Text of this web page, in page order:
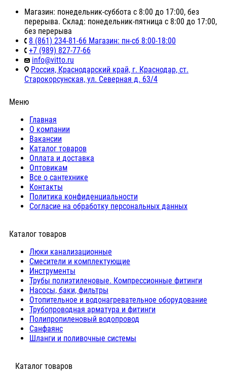
Магазин: понедельник-суббота с 8:00 до 17:00, без
перерыва. Склад: понедельник-пятница с 8:00 до 17:00,
без перерыва
8 (861) 234-81-66 Магазин: пн-сб 8:00-18:00
+7 (989) 827-77-66
info@vitto.ru
Россия, Краснодарский край, г. Краснодар, ст.
Старокорсунская, ул. Северная д. 63/4
Меню
Главная
О компании
Вакансии
Каталог товаров
Оплата и доставка
Оптовикам
Все о сантехнике
Контакты
Политика конфиденциальности
Согласие на обработку персональных данных
Каталог товаров
Люки канализационные
Cмесители и комплектующие
Инструменты
Трубы полиэтиленовые. Компрессионные фитинги
Насосы, баки, фильтры
Отопительное и водонагревательное оборудование
Трубопроводная арматура и фитинги
Полипропиленовый водопровод
Санфаянс
Шланги и поливочные системы
⠀Каталог товаров